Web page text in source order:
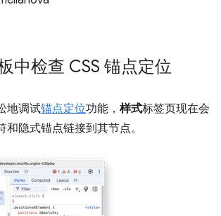
中检查 CSS 锚点定位
地调试锚点定位功能， 样式标签页现在会
隐式锚点链接到其节点。